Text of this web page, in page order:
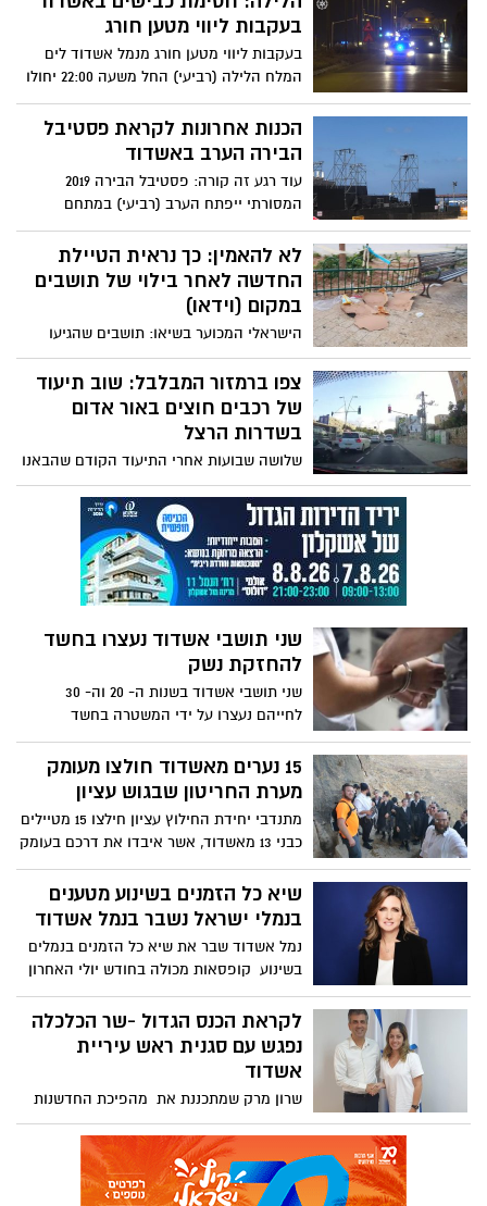
בעקבות ליווי מטען חורג
בעקבות ליווי מטען חורג מנמל אשדוד לים
המלח הלילה (רביעי) החל משעה 22:00 יחולו
שינויים בהסדרי התנועה באשדוד. נוכח
הסדרי התנועה הזמניים צפויים עומסי תנועה
במקום. אילו צירים צפויים להיחסם?
הכנות אחרונות לקראת פסטיבל
הבירה הערב באשדוד
עוד רגע זה קורה: פסטיבל הבירה 2019
המסורתי ייפתח הערב (רביעי) במתחם
הצעירים במרטין בובר וההכנות בעיצומן. על
הבמה יופיעו הערב: אברהם טל והדג נחש
לא להאמין: כך נראית הטיילת
החדשה לאחר בילוי של תושבים
במקום (וידאו)
הישראלי המכוער בשיאו: תושבים שהגיעו
ליהנות מחופשת הקיץ בטיילת החדשה
והפסטורלית בסמוך לפארק הפיראטים, שכחו
לאסוף אחריהם את הזבל - וכשהפח מלא מה
עושים? זורקים איפה שאפשר - צפו
צפו ברמזור המבלבל: שוב תיעוד
של רכבים חוצים באור אדום
בשדרות הרצל
שלושה שבועות אחרי התיעוד הקודם שהבאנו
באשדוד נט משדרות הרצל, שנגמר בנס
בשלום - שוב תיעוד של נהגים שמתבלבלים
ברמזור בשדרות הרצל פינת חיים משה
שפירא, וחוצים את הצומת באור אדום. גם
הפעם זה נגמר בשלום
שני תושבי אשדוד נעצרו בחשד
להחזקת נשק
שני תושבי אשדוד בשנות ה- 20 וה- 30
לחייהם נעצרו על ידי המשטרה בחשד
להחזקת נשק וכן באיומים, קשירת קשר
לפשע ושימוש בנשק
15 נערים מאשדוד חולצו מעומק
מערת החריטון שבגוש עציון
מתנדבי יחידת החילוץ עציון חילצו 15 מטיילים
כבני 13 מאשדוד, אשר איבדו את דרכם בעומק
מערת החריטון - המערה השנייה בגודלה
בישראל הסבוכה חדרים עד עומק של כ-20
מטרים
שיא כל הזמנים בשינוע מטענים
בנמלי ישראל נשבר בנמל אשדוד
נמל אשדוד שבר את שיא כל הזמנים בנמלים
בשינוע קופסאות מכולה בחודש יולי האחרון
- שיא חסר תקדים בנמלי ישראל. בחודש יולי
שונעו 93,178 קופסאות מכולה שהם כ- 150,000
teu (יחידות של מכולה 20 רגל). מתחילת
מכולה שהם כ-928,000 teu
לקראת הכנס הגדול -שר הכלכלה
נפגש עם סגנית ראש עיריית
אשדוד
שרון מרק שמתכננת את מהפיכת החדשנות
והמסחר המקוון באשדוד מאחדת כוחות עם
משרד הכלכלה